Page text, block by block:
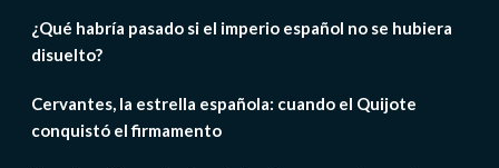
¿Qué habría pasado si el imperio español no se hubiera
disuelto?
Cervantes, la estrella española: cuando el Quijote
conquistó el firmamento